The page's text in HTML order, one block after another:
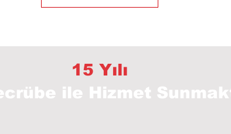
15 Yılı
ile Hizmet